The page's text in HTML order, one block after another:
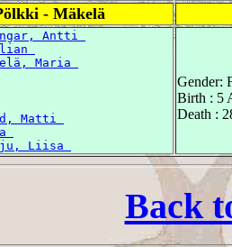
- Mäkelä
Antti
Maria
Matti
Liisa
Gender:
Birth : 5
Death :
Back